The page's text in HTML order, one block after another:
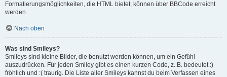
Formatierungsmöglichkeiten, die HTML bietet, können über BBCode erreicht
werden.
Nach oben
Was sind Smileys?
Smileys sind kleine Bilder, die benutzt werden können, um ein Gefühl
auszudrücken. Für jeden Smiley gibt es einen kurzen Code, z. B. bedeutet :)
fröhlich und :( traurig. Die Liste aller Smileys kannst du beim Verfassen eines